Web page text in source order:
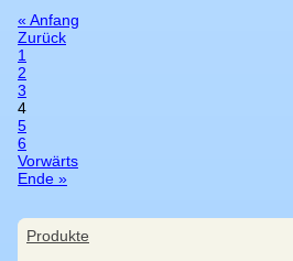
« Anfang
Zurück
1
2
3
4
5
6
Vorwärts
Ende »
Navigation
überspringen
Produkte